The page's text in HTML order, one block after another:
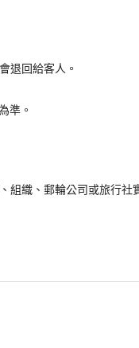
退回給客人。
準。
組織、郵輪公司或旅行社